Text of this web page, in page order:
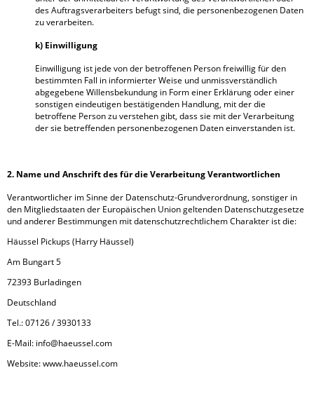
des Auftragsverarbeiters befugt sind, die personenbezogenen Daten
zu verarbeiten.
k) Einwilligung
Einwilligung ist jede von der betroffenen Person freiwillig für den
bestimmten Fall in informierter Weise und unmissverständlich
abgegebene Willensbekundung in Form einer Erklärung oder einer
sonstigen eindeutigen bestätigenden Handlung, mit der die
betroffene Person zu verstehen gibt, dass sie mit der Verarbeitung
der sie betreffenden personenbezogenen Daten einverstanden ist.
2. Name und Anschrift des für die Verarbeitung Verantwortlichen
Verantwortlicher im Sinne der Datenschutz-Grundverordnung, sonstiger in
den Mitgliedstaaten der Europäischen Union geltenden Datenschutzgesetze
und anderer Bestimmungen mit datenschutzrechtlichem Charakter ist die:
Häussel Pickups (Harry Häussel)
Am Bungart 5
72393 Burladingen
Deutschland
Tel.: 07126 / 3930133
E-Mail: info@haeussel.com
Website: www.haeussel.com